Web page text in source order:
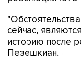
сейчас,
историю после
Пезешкиан.